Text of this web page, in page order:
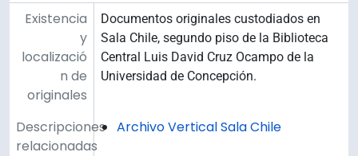
Existencia
y
localizació
n de
originales
Documentos originales custodiados en
Sala Chile, segundo piso de la Biblioteca
Central Luis David Cruz Ocampo de la
Universidad de Concepción.
Descripciones
relacionadas
Archivo Vertical Sala Chile